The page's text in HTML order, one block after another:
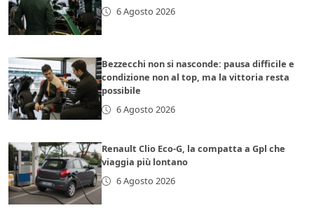
6 Agosto 2026
Bezzecchi non si nasconde: pausa difficile e
condizione non al top, ma la vittoria resta
possibile
6 Agosto 2026
Renault Clio Eco-G, la compatta a Gpl che
viaggia più lontano
6 Agosto 2026